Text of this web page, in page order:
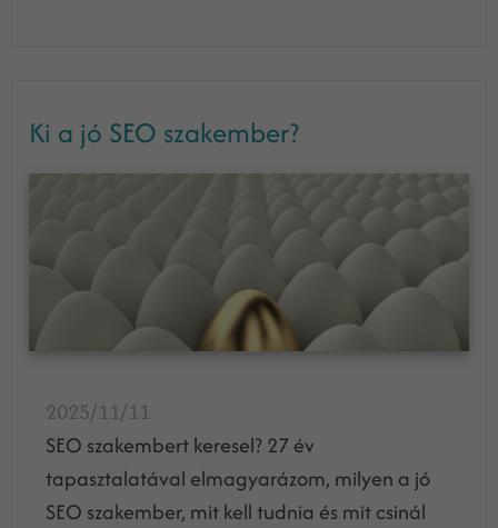
Ki a jó SEO szakember?
2025/11/11
SEO szakembert keresel? 27 év
tapasztalatával elmagyarázom, milyen a jó
SEO szakember, mit kell tudnia és mit csinál